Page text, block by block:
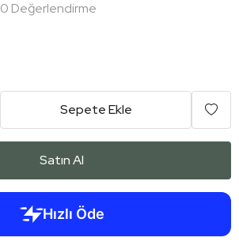
0 Değerlendirme
Sepete Ekle
Satın Al